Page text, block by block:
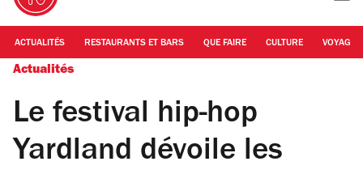
ACTUALITÉS RESTAURANTS ET BARS QUE FAIRE CULTURE VOYAGE
Actualités
Le festival hip-hop
Yardland dévoile les